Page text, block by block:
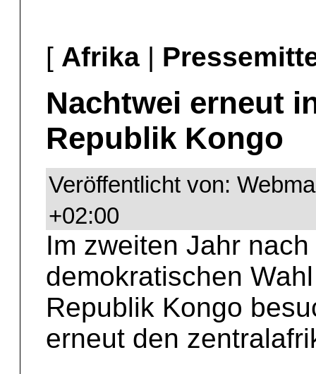
[ Afrika |
Nachtwei erneut
Republik Kongo
Veröffentlicht von:
+02:00
Im zweiten Jahr
demokratischen
Republik Kongo
erneut den